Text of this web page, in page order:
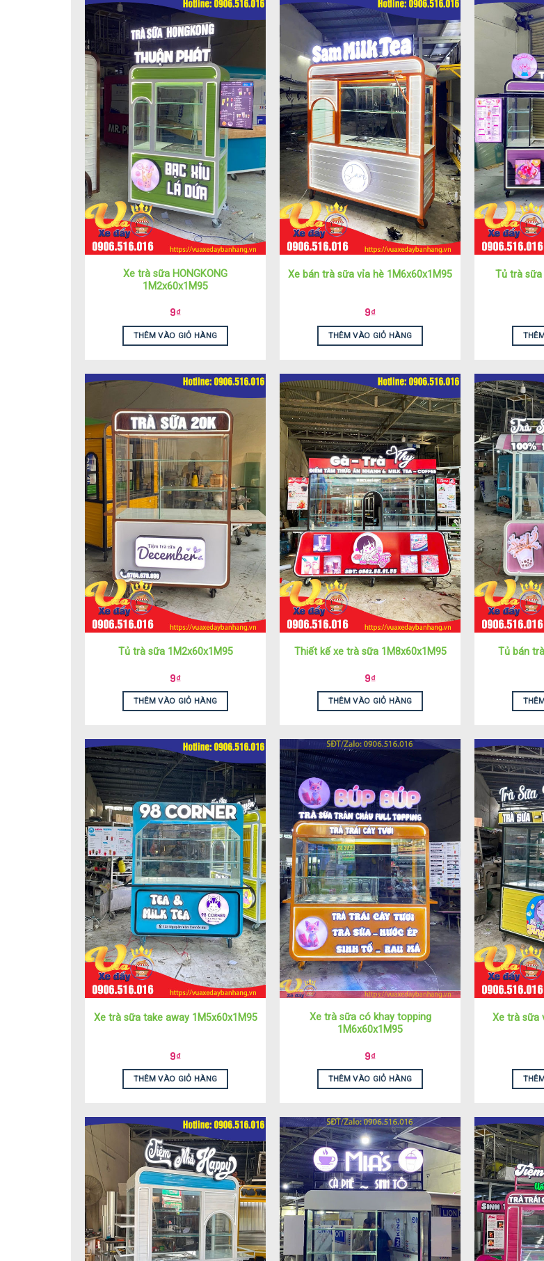
Xe trà sữa HONGKONG
1M2x60x1M95
9₫
THÊM VÀO GIỎ HÀNG
Xe bán trà sữa vỉa hè 1M6x60x1M95
9₫
THÊM VÀO GIỎ HÀNG
Tủ trà sữa
Tủ trà sữa 1M2x60x1M95
9₫
THÊM VÀO GIỎ HÀNG
Thiết kế xe trà sữa 1M8x60x1M95
9₫
THÊM VÀO GIỎ HÀNG
Tủ bán
Xe trà sữa take away 1M5x60x1M95
9₫
THÊM VÀO GIỎ HÀNG
Xe trà sữa có khay topping
1M6x60x1M95
9₫
THÊM VÀO GIỎ HÀNG
Xe trà sữa